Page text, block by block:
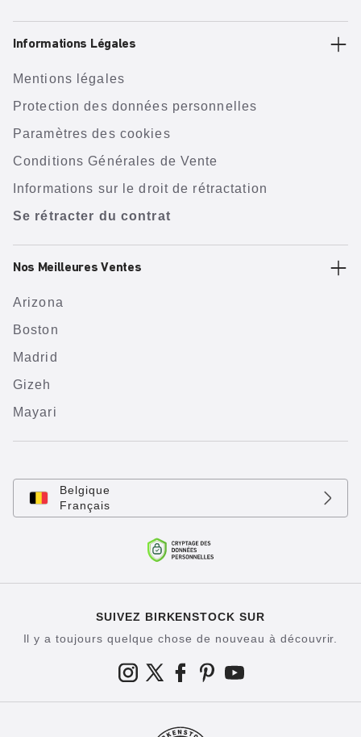
Informations Légales
Mentions légales
Protection des données personnelles
Paramètres des cookies
Conditions Générales de Vente
Informations sur le droit de rétractation
Se rétracter du contrat
Nos Meilleures Ventes
Arizona
Boston
Madrid
Gizeh
Mayari
Belgique
Français
SUIVEZ BIRKENSTOCK SUR
Il y a toujours quelque chose de nouveau à découvrir.